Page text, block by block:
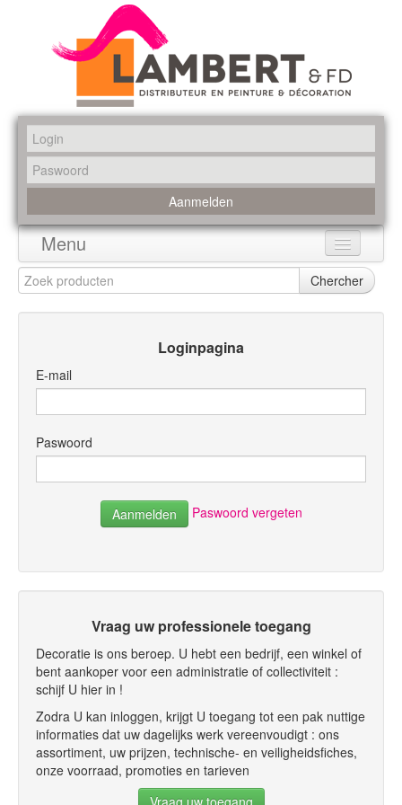
Menu
Home
Assortiment
Promoties
Niews
Chercher
Loginpagina
E-mail
Paswoord
Paswoord vergeten
Vraag uw professionele toegang
Decoratie is ons beroep. U hebt een bedrijf, een winkel of
bent aankoper voor een administratie of collectiviteit :
schijf U hier in !
Zodra U kan inloggen, krijgt U toegang tot een pak nuttige
informaties dat uw dagelijks werk vereenvoudigt : ons
assortiment, uw prijzen, technische- en veiligheidsfiches,
onze voorraad, promoties en tarieven
Vraag uw toegang